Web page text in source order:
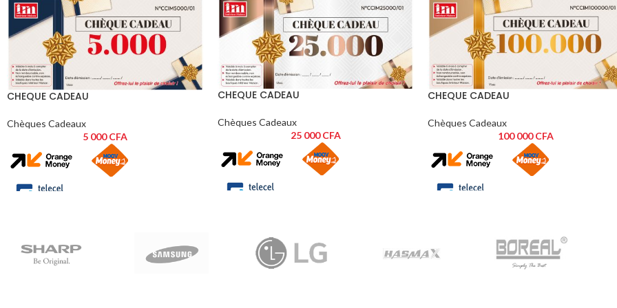
CHEQUE CADEAU
Chèques Cadeaux
5 000CFA
Ce chèque cadeau est valable 3 mois à
compter de la date d’émission mentionnée ci-
CHEQUE CADEAU
Chèques Cadeaux
25 000CFA
Ce chèque cadeau est valable 3 mois à
compter de la date d’émission mentionnée ci-
CHEQUE CADEAU
Chèques Cadeaux
100 000CFA
Ce chèque cadeau est valable 3 mois à
compter de la date d’émission mentionnée